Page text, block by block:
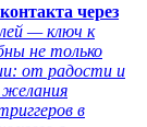
через
— ключ к
не только
от радости и
желания
в